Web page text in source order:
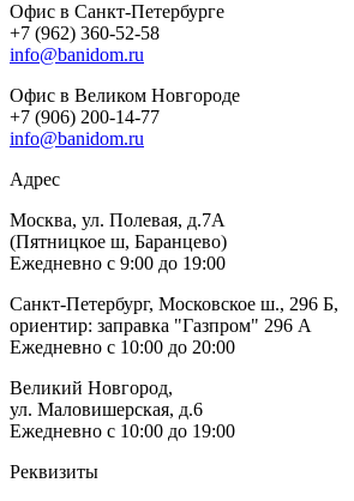
Офис в Санкт-Петербурге
+7 (962) 360-52-58
info@banidom.ru
Офис в Великом Новгороде
+7 (906) 200-14-77
info@banidom.ru
Адрес
Москва, ул. Полевая, д.7А
(Пятницкое ш, Баранцево)
Ежедневно с 9:00 до 19:00
Санкт-Петербург, Московское ш., 296 Б,
ориентир: заправка "Газпром" 296 А
Ежедневно с 10:00 до 20:00
Великий Новгород,
ул. Маловишерская, д.6
Ежедневно с 10:00 до 19:00
Реквизиты